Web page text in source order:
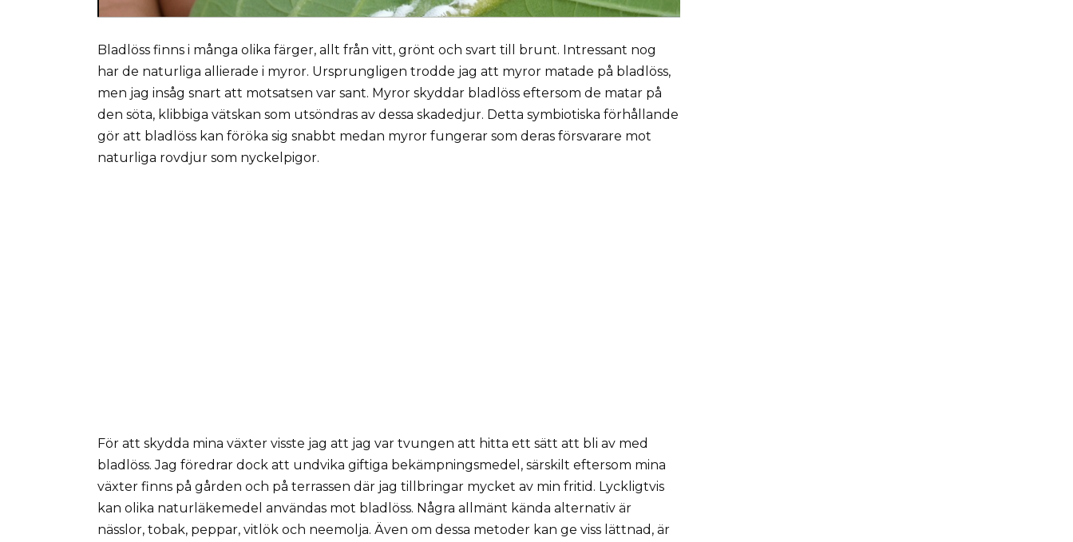
Bladlöss finns i många olika färger, allt från vitt, grönt och svart till brunt. Intressant nog
har de naturliga allierade i myror. Ursprungligen trodde jag att myror matade på bladlöss,
men jag insåg snart att motsatsen var sant. Myror skyddar bladlöss eftersom de matar på
den söta, klibbiga vätskan som utsöndras av dessa skadedjur. Detta symbiotiska förhållande
gör att bladlöss kan föröka sig snabbt medan myror fungerar som deras försvarare mot
naturliga rovdjur som nyckelpigor.
För att skydda mina växter visste jag att jag var tvungen att hitta ett sätt att bli av med
bladlöss. Jag föredrar dock att undvika giftiga bekämpningsmedel, särskilt eftersom mina
växter finns på gården och på terrassen där jag tillbringar mycket av min fritid. Lyckligtvis
kan olika naturläkemedel användas mot bladlöss. Några allmänt kända alternativ är
nässlor, tobak, peppar, vitlök och neemolja. Även om dessa metoder kan ge viss lättnad, är